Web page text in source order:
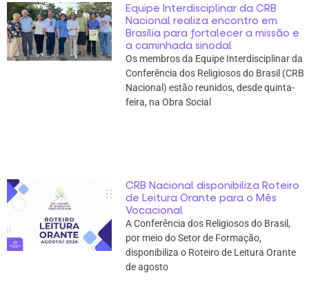
Equipe Interdisciplinar da CRB
Nacional realiza encontro em
Brasília para fortalecer a missão e
a caminhada sinodal
Os membros da Equipe Interdisciplinar da
Conferência dos Religiosos do Brasil (CRB
Nacional) estão reunidos, desde quinta-
feira, na Obra Social
CRB Nacional disponibiliza Roteiro
de Leitura Orante para o Mês
Vocacional
A Conferência dos Religiosos do Brasil,
por meio do Setor de Formação,
disponibiliza o Roteiro de Leitura Orante
de agosto